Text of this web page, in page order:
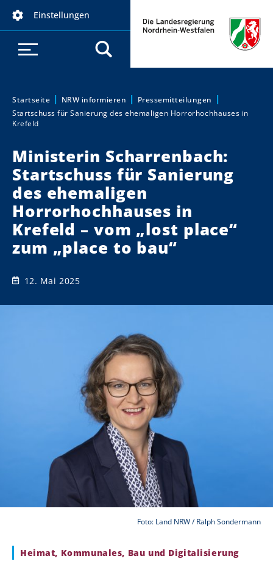
Einstellungen
Sie sind hier:
Startseite NRW informieren
Pressemitteilungen
Startschuss für Sanierung des ehemaligen Horrorhochhauses in
Krefeld
Ministerin Scharrenbach:
Startschuss für Sanierung
des ehemaligen
Horrorhochhauses in
Krefeld – vom „lost place“
zum „place to bau“
12. Mai 2025
Foto: Land NRW / Ralph Sondermann
Heimat, Kommunales, Bau und Digitalisierung